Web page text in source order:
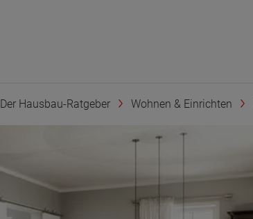
Der Hausbau-Ratgeber Wohnen & Einrichten